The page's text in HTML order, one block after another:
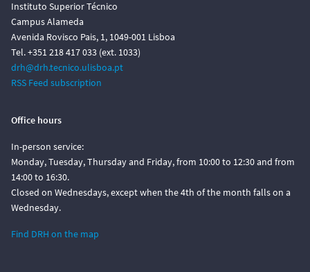
Instituto Superior Técnico
Campus Alameda
Avenida Rovisco Pais, 1, 1049-001 Lisboa
Tel. +351 218 417 033 (ext. 1033)
drh@drh.tecnico.ulisboa.pt
RSS Feed subscription
Office hours
In-person service:
Monday, Tuesday, Thursday and Friday, from 10:00 to 12:30 and from
14:00 to 16:30.
Closed on Wednesdays, except when the 4th of the month falls on a
Wednesday.
Find DRH on the map